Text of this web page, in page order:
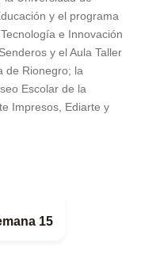
y el programa
e Innovación
y el Aula Taller
de Rionegro; la
Escolar de la
Impresos, Ediarte y
15